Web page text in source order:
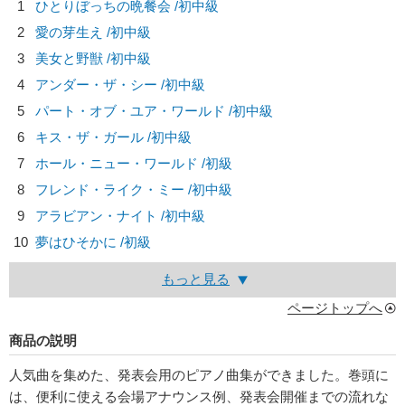
1
ひとりぼっちの晩餐会 /初中級
2
愛の芽生え /初中級
3
美女と野獣 /初中級
4
アンダー・ザ・シー /初中級
5
パート・オブ・ユア・ワールド /初中級
6
キス・ザ・ガール /初中級
7
ホール・ニュー・ワールド /初級
8
フレンド・ライク・ミー /初中級
9
アラビアン・ナイト /初中級
10 夢はひそかに /初級
もっと見る
ページトップへ
商品の説明
人気曲を集めた、発表会用のピアノ曲集ができました。巻頭に
は、便利に使える会場アナウンス例、発表会開催までの流れな